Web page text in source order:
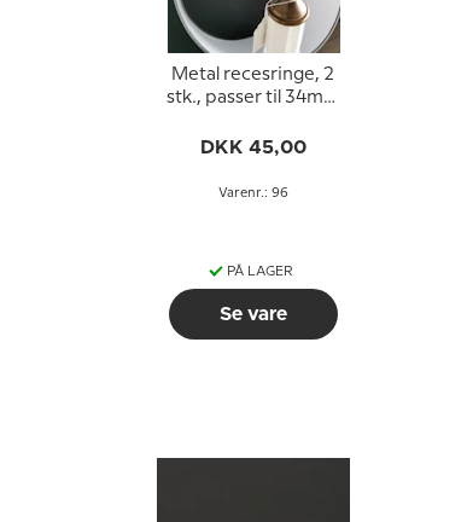
Metal recesringe, 2
stk., passer til 34mm
DKK 45,00
Varenr.: 96
PÅ LAGER
Se vare